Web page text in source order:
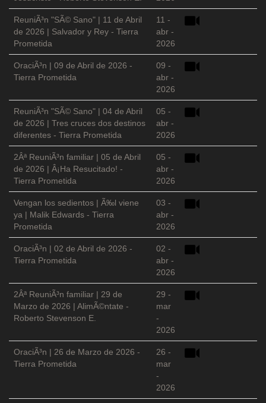
ReuniÃ³n "SÃ© Sano" | 11 de Abril
de 2026 | Salvador y Rey - Tierra
Prometida
11 -
abr -
2026
OraciÃ³n | 09 de Abril de 2026 -
Tierra Prometida
09 -
abr -
2026
ReuniÃ³n "SÃ© Sano" | 04 de Abril
de 2026 | Tres cruces dos destinos
diferentes - Tierra Prometida
05 -
abr -
2026
2Âª ReuniÃ³n familiar | 05 de Abril
de 2026 | Â¡Ha Resucitado! -
Tierra Prometida
05 -
abr -
2026
Vengan los sedientos | Ã‰l viene
ya | Malik Edwards - Tierra
Prometida
03 -
abr -
2026
OraciÃ³n | 02 de Abril de 2026 -
Tierra Prometida
02 -
abr -
2026
2Âª ReuniÃ³n familiar | 29 de
Marzo de 2026 | AlimÃ©ntate -
Roberto Stevenson E.
29 -
mar
-
2026
OraciÃ³n | 26 de Marzo de 2026 -
Tierra Prometida
26 -
mar
-
2026